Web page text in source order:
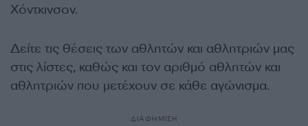
Χόντκινσον.
Δείτε τις θέσεις των αθλητών και αθλητριών μας
στις λίστες, καθώς και τον αριθμό αθλητών και
αθλητριών που μετέχουν σε κάθε αγώνισμα.
ΔΙΑΦΗΜΙΣΗ